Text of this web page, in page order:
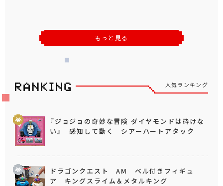
もっと見る
人気ランキング
『ジョジョの奇妙な冒険 ダイヤモンドは砕けな
い』 感知して動く シアーハートアタック
ドラゴンクエスト AM ベル付きフィギュ
ア キングスライム＆メタルキング